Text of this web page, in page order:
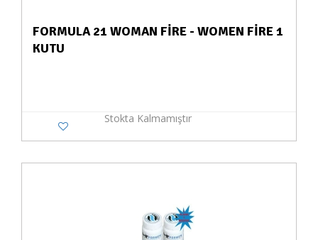
FORMULA 21 WOMAN FİRE - WOMEN FİRE 1
KUTU
Stokta Kalmamıştır